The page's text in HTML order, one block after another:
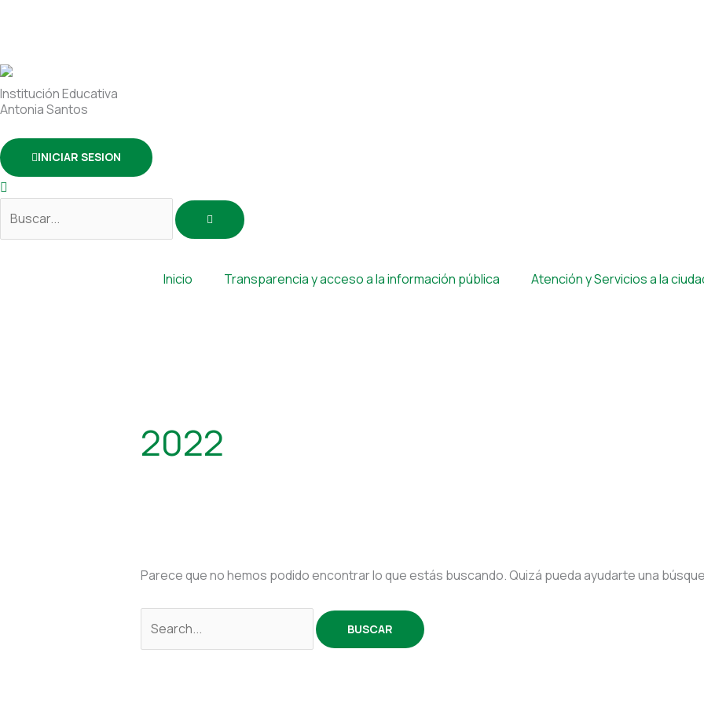
Institución Educativa
Antonia Santos
INICIAR SESION
Inicio Transparencia y acceso a la información pública Atención y Servicios a la
2022
Parece que no hemos podido encontrar lo que estás buscando. Quizá pueda ayudarte una